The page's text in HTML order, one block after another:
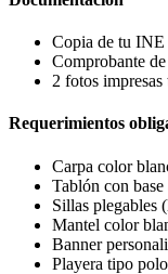
Copia de tu INE
Comprobante
2 fotos
Requerimientos
Carpa color
Tablón con
Sillas plegables
Mantel color
Banner
Playera tipo